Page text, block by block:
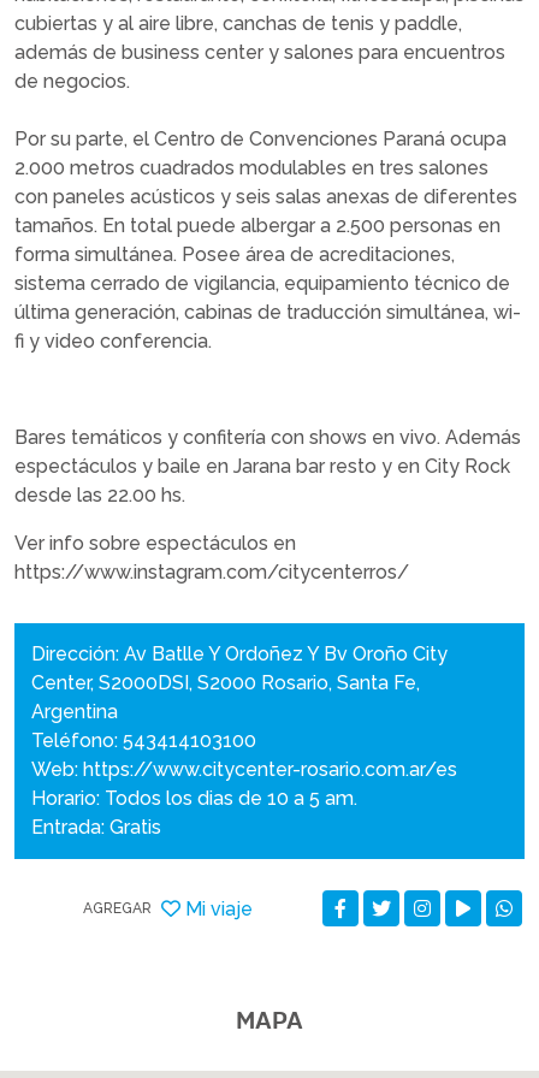
cubiertas y al aire libre, canchas de tenis y paddle,
además de business center y salones para encuentros
de negocios.
Por su parte, el Centro de Convenciones Paraná ocupa
2.000 metros cuadrados modulables en tres salones
con paneles acústicos y seis salas anexas de diferentes
tamaños. En total puede albergar a 2.500 personas en
forma simultánea. Posee área de acreditaciones,
sistema cerrado de vigilancia, equipamiento técnico de
última generación, cabinas de traducción simultánea, wi-
fi y video conferencia.
Bares temáticos y confitería con shows en vivo. Además
espectáculos y baile en Jarana bar resto y en City Rock
desde las 22.00 hs.
Ver info sobre espectáculos en
https://www.instagram.com/citycenterros/
Dirección: Av Batlle Y Ordoñez Y Bv Oroño City
Center, S2000DSI, S2000 Rosario, Santa Fe,
Argentina
Teléfono: 543414103100
Web: https://www.citycenter-rosario.com.ar/es
Horario: Todos los dias de 10 a 5 am.
Entrada: Gratis
AGREGAR Mi viaje
MAPA